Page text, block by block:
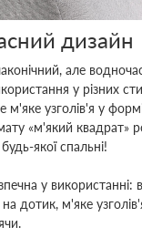
дизайн
але
у різних
м'яке узголів'я у
«м'який квадрат»
якої спальні!
у використанні:
дотик, м'яке